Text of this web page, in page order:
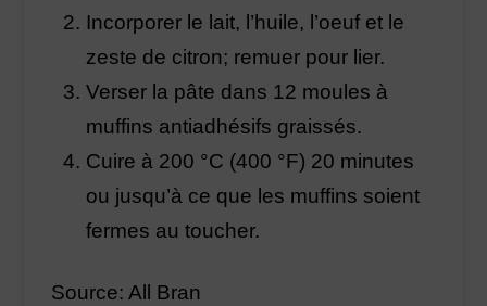
Incorporer le lait, l’huile, l’oeuf et le
zeste de citron; remuer pour lier.
Verser la pâte dans 12 moules à
muffins antiadhésifs graissés.
Cuire à 200 °C (400 °F) 20 minutes
ou jusqu’à ce que les muffins soient
fermes au toucher.
Source: All Bran